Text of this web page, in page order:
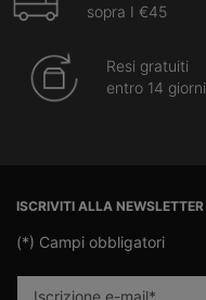
sopra I €45
Resi gratuiti
entro 14 giorni
ISCRIVITI ALLA NEWSLETTER
(*) Campi obbligatori
Iscrizione e-mail*